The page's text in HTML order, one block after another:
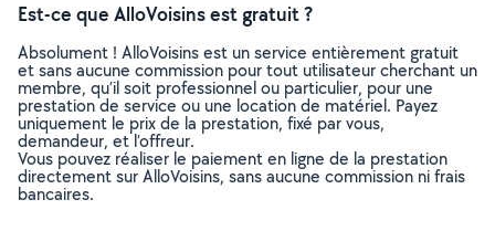
Est-ce que AlloVoisins est gratuit ?
Absolument ! AlloVoisins est un service entièrement gratuit
et sans aucune commission pour tout utilisateur cherchant un
membre, qu’il soit professionnel ou particulier, pour une
prestation de service ou une location de matériel. Payez
uniquement le prix de la prestation, fixé par vous,
demandeur, et l’offreur.
Vous pouvez réaliser le paiement en ligne de la prestation
directement sur AlloVoisins, sans aucune commission ni frais
bancaires.